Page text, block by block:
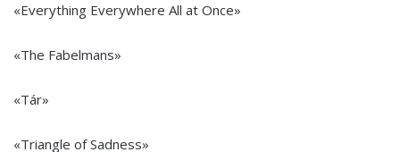
«Everything Everywhere All at Once»
«The Fabelmans»
«Tár»
«Triangle of Sadness»